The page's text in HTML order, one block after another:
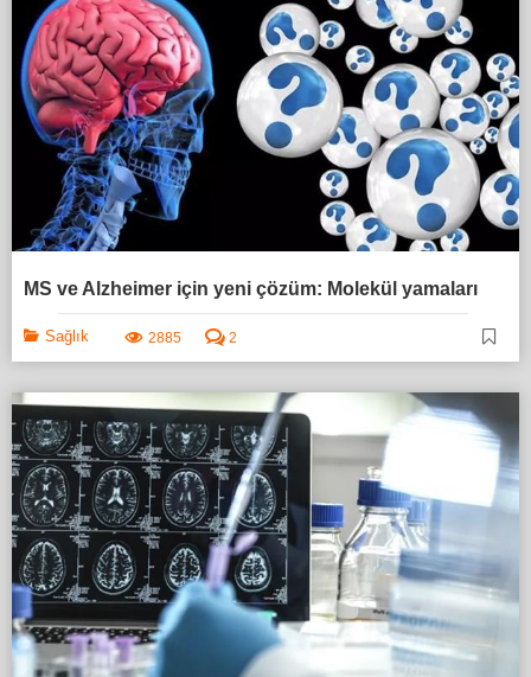
MS ve Alzheimer için yeni çözüm: Molekül yamaları
Sağlık 2885 2